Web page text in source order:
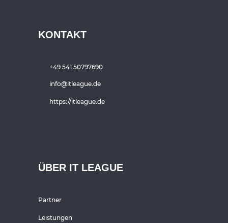
KONTAKT
+49 541 50797690
info@itleague.de
https://itleague.de
ÜBER IT LEAGUE
Partner
Leistungen